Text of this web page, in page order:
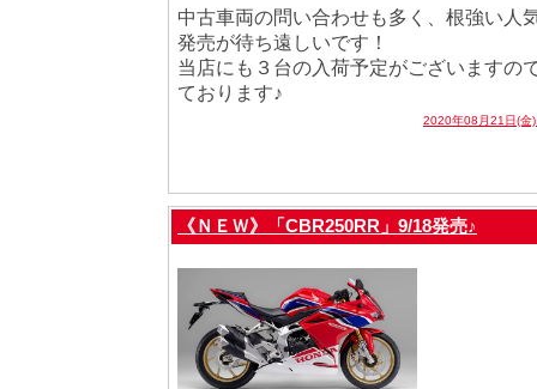
中古車両の問い合わせも多く、根強い人
発売が待ち遠しいです！
当店にも３台の入荷予定がございますの
ております♪
2020年08月21日(金
《ＮＥＷ》「CBR250RR」9/18発売♪